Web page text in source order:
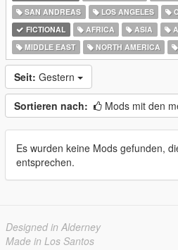
SAN ANDREAS
LOS ANGELES
FICTIONAL
AFRICA ASIA
MIDDLE EAST
NORTH AMERICA
Seit: Gestern
Sortieren nach: Mods mit den
Es wurden keine Mods gefunden,
entsprechen.
Designed in Alderney
Made in Los Santos